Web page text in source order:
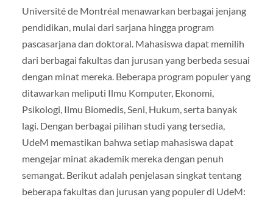
Université de Montréal menawarkan berbagai jenjang
pendidikan, mulai dari sarjana hingga program
pascasarjana dan doktoral. Mahasiswa dapat memilih
dari berbagai fakultas dan jurusan yang berbeda sesuai
dengan minat mereka. Beberapa program populer yang
ditawarkan meliputi Ilmu Komputer, Ekonomi,
Psikologi, Ilmu Biomedis, Seni, Hukum, serta banyak
lagi. Dengan berbagai pilihan studi yang tersedia,
UdeM memastikan bahwa setiap mahasiswa dapat
mengejar minat akademik mereka dengan penuh
semangat. Berikut adalah penjelasan singkat tentang
beberapa fakultas dan jurusan yang populer di UdeM: